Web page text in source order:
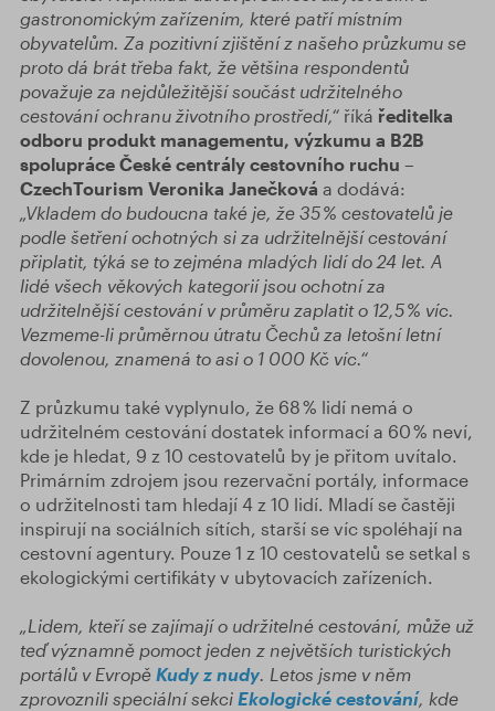
gastronomickým zařízením, které patří místním
obyvatelům. Za pozitivní zjištěníz našeho průzkumu se
proto dá brát třeba fakt, že většina respondentů
považuje za nejdůležitější součást udržitelného
cestováníochranu životního prostředí,“ říká ředitelka
odboru produkt managementu, výzkumu a B2B
spolupráce České centrály cestovního ruchu –
CzechTourism Veronika Janečková a dodává:
„Vkladem do budoucna také je, že 35 % cestovatelů je
podle šetření ochotných si za udržitelnější cestování
připlatit, týká se to zejména mladých lidí do 24 let. A
lidé všech věkových kategorií jsou ochotní za
udržitelnější cestování v průměru zaplatit o 12,5 % víc.
Vezmeme-li průměrnou útratu Čechů za letošní letní
dovolenou, znamená to asi o 1 000 Kč víc.“
Z průzkumu také vyplynulo, že 68 % lidí nemá o
udržitelném cestování dostatek informací a 60 % neví,
kde je hledat, 9 z 10 cestovatelů by je přitom uvítalo.
Primárním zdrojem jsou rezervační portály, informace
o udržitelnosti tam hledají 4 z 10 lidí. Mladí se častěji
inspirují na sociálních sítích, starší se víc spoléhají na
cestovní agentury. Pouze 1 z 10 cestovatelů se setkal s
ekologickými certifikáty v ubytovacích zařízeních.
„Lidem, kteří se zajímají o udržitelné cestování, může už
teď významně pomoct jeden z největších turistických
portálů v Evropě Kudy z nudy. Letos jsme v něm
zprovoznili speciální sekci Ekologické cestování, kde